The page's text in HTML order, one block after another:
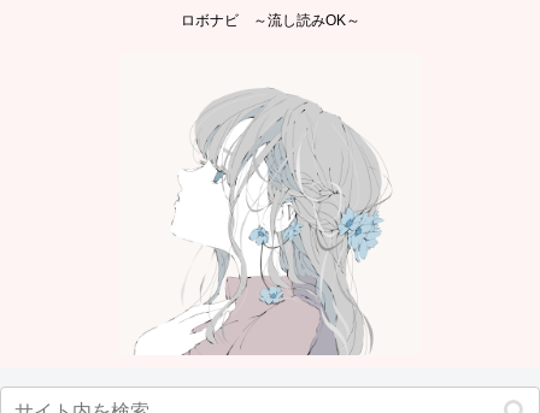
ロボナビ ～流し読みOK～